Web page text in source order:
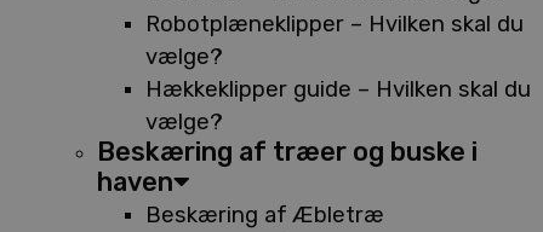
Robotplæneklipper – Hvilken skal du
vælge?
Hækkeklipper guide – Hvilken skal du
vælge?
Beskæring af træer og buske i
haven
Beskæring af Æbletræ